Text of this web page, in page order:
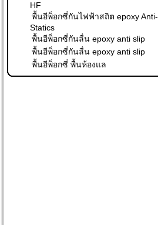
HF
พื้นอีพ็อกซี่กันไฟฟ้าสถิต epoxy Anti-
Statics
พื้นอีพ็อกซี่กันลื่น epoxy anti slip
พื้นอีพ็อกซี่กันลื่น epoxy anti slip
พื้นอีพ็อกซี่ พื้นห้องแล